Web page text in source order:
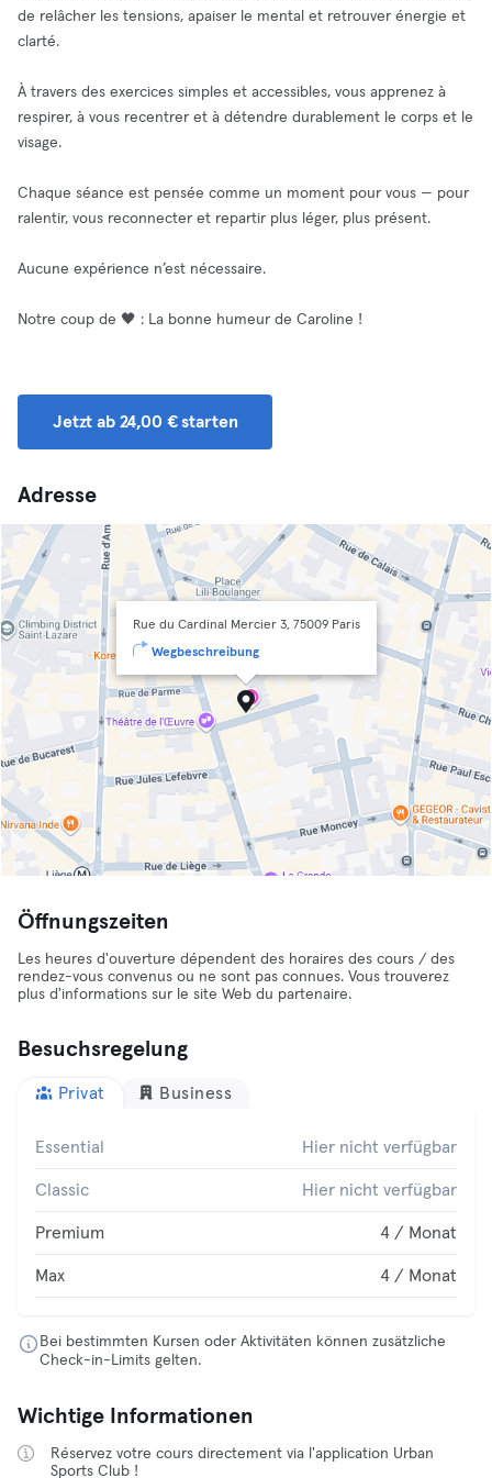
de relâcher les tensions, apaiser le mental et retrouver énergie et
clarté.
À travers des exercices simples et accessibles, vous apprenez à
respirer, à vous recentrer et à détendre durablement le corps et le
visage.
Chaque séance est pensée comme un moment pour vous — pour
ralentir, vous reconnecter et repartir plus léger, plus présent.
Aucune expérience n’est nécessaire.
Notre coup de 🖤 : La bonne humeur de Caroline !
Jetzt ab 24,00 € starten
Adresse
Rue du Cardinal Mercier 3, 75009 Paris
Wegbeschreibung
Öffnungszeiten
Les heures d'ouverture dépendent des horaires des cours / des
rendez-vous convenus ou ne sont pas connues. Vous trouverez
plus d'informations sur le site Web du partenaire.
Besuchsregelung
Privat Business
Essential Hier nicht verfügbar
Classic Hier nicht verfügbar
Premium 4 / Monat
Max 4 / Monat
Bei bestimmten Kursen oder Aktivitäten können zusätzliche
Check-in-Limits gelten.
Wichtige Informationen
Réservez votre cours directement via l'application Urban
Sports Club !